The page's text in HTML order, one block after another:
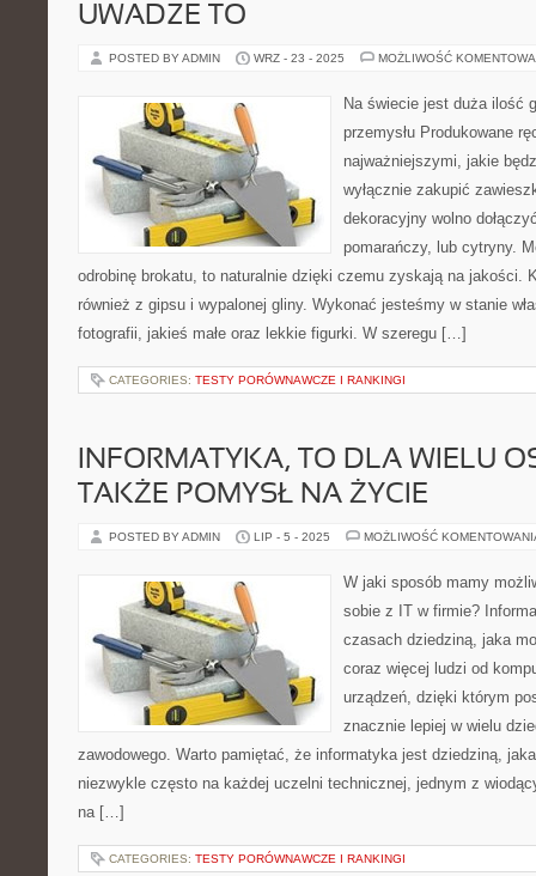
UWADZE TO
POSTED BY ADMIN WRZ - 23 - 2025 MOŻLIWOŚĆ
Na świecie jest duża ilość
przemysłu Produkowane
najważniejszymi, jakie
wyłącznie zakupić
dekoracyjny wolno
pomarańczy, lub cytryny.
odrobinę brokatu, to naturalnie dzięki czemu zyskają na jakości.
również z gipsu i wypalonej gliny. Wykonać jesteśmy w stanie
fotografii, jakieś małe oraz lekkie figurki. W szeregu […]
CATEGORIES: TESTY PORÓWNAWCZE I RANKINGI
INFORMATYKA, TO DLA WIELU
TAKŻE POMYSŁ NA ŻYCIE
POSTED BY ADMIN LIP - 5 - 2025 MOŻLIWOŚĆ
W jaki sposób mamy
sobie z IT w firmie?
czasach dziedziną, jaka
coraz więcej ludzi od
urządzeń, dzięki którym
znacznie lepiej w wielu
zawodowego. Warto pamiętać, że informatyka jest dziedziną,
niezwykle często na każdej uczelni technicznej, jednym z
na […]
CATEGORIES: TESTY PORÓWNAWCZE I RANKINGI